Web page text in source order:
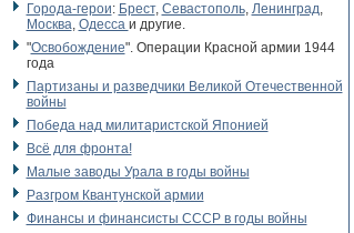
Города-герои: Брест, Севастополь, Ленинград,
Москва, Одесса и другие.
"Освобождение". Операции Красной армии 1944
года
Партизаны и разведчики Великой Отечественной
войны
Победа над милитаристской Японией
Всё для фронта!
Малые заводы Урала в годы войны
Разгром Квантунской армии
Финансы и финансисты СССР в годы войны